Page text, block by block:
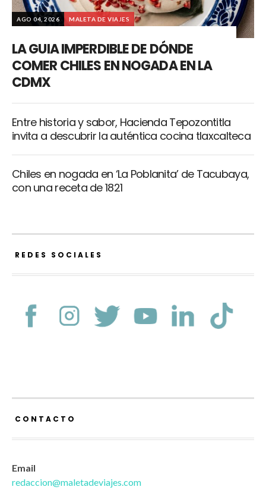
AGO 04, 2026 MALETA DE VIAJES
LA GUIA IMPERDIBLE DE DÓNDE
COMER CHILES EN NOGADA EN LA
CDMX
Entre historia y sabor, Hacienda Tepozontitla
invita a descubrir la auténtica cocina tlaxcalteca
Chiles en nogada en ‘La Poblanita’ de Tacubaya,
con una receta de 1821
REDES SOCIALES
CONTACTO
Email
redaccion@maletadeviajes.com